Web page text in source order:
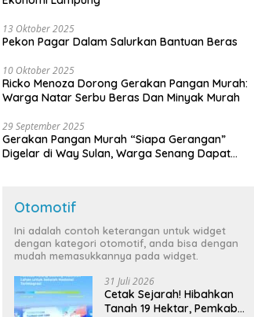
13 Oktober 2025
Pekon Pagar Dalam Salurkan Bantuan Beras
10 Oktober 2025
Ricko Menoza Dorong Gerakan Pangan Murah:
Warga Natar Serbu Beras Dan Minyak Murah
29 September 2025
Gerakan Pangan Murah “Siapa Gerangan”
Digelar di Way Sulan, Warga Senang Dapat
Otomotif
Ini adalah contoh keterangan untuk widget
dengan kategori otomotif, anda bisa dengan
mudah memasukkannya pada widget.
31 Juli 2026
Cetak Sejarah! Hibahkan
Tanah 19 Hektar, Pemkab